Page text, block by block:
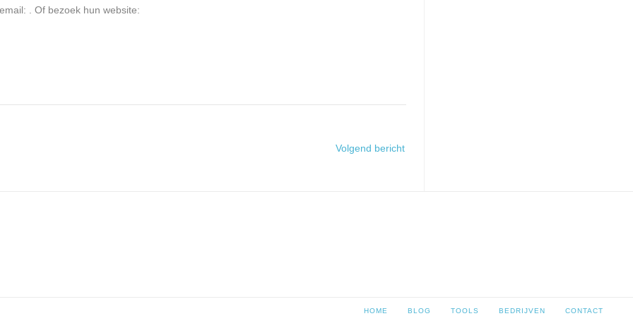
. Of bezoek hun website:
Volgend bericht
HOME BLOG TOOLS BEDRIJVEN CONTACT